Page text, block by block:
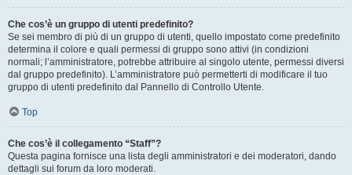
Che cos’è un gruppo di utenti predefinito?
Se sei membro di più di un gruppo di utenti, quello impostato come predefinito
determina il colore e quali permessi di gruppo sono attivi (in condizioni
normali; l’amministratore, potrebbe attribuire al singolo utente, permessi diversi
dal gruppo predefinito). L’amministratore può permetterti di modificare il tuo
gruppo di utenti predefinito dal Pannello di Controllo Utente.
Top
Che cos’è il collegamento “Staff”?
Questa pagina fornisce una lista degli amministratori e dei moderatori, dando
dettagli sui forum da loro moderati.